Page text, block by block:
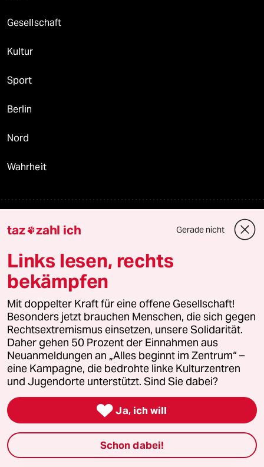
Gesellschaft
Kultur
Sport
Berlin
Nord
Wahrheit
Krieg in der Ukraine
Hitze
Niedrigwasser
Waldbrände
Verlag
Aktuelles
Hausblog
taz zahl ich Gerade nicht
Links lesen, rechts
bekämpfen
Mit doppelter Kraft für eine offene Gesellschaft!
Besonders jetzt brauchen Menschen, die sich gegen
Rechtsextremismus einsetzen, unsere Solidarität.
Daher gehen 50 Prozent der Einnahmen aus
Neuanmeldungen an „Alles beginnt im Zentrum“ –
eine Kampagne, die bedrohte linke Kulturzentren
und Jugendorte unterstützt. Sind Sie dabei?
 Ja, ich will
Schon dabei!